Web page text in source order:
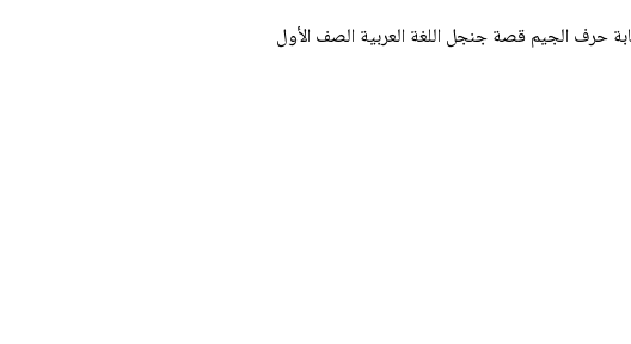
حرف الجيم قصة جنجل اللغة العربية الصف الأول